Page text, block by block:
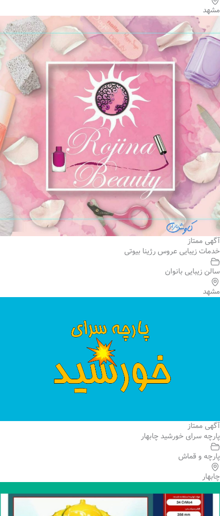
مشهد
آگهی ممتاز
خدمات زیبایی عروس رژینا بیوتی
سالن زیبایی بانوان
مشهد
آگهی ممتاز
پارچه سرای خورشید چابهار
پارچه و قماش
چابهار